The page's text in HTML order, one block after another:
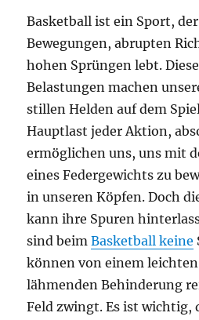
Basketball ist ein Sport,
Bewegungen, abrupten
hohen Sprüngen lebt.
Belastungen machen
stillen Helden auf dem
Hauptlast jeder Aktion,
ermöglichen uns, uns mit
eines Federgewichts zu
in unseren Köpfen. Doch
kann ihre Spuren
sind beimBasketball keine
können von einem
lähmenden Behinderung
Feld zwingt. Es ist wichtig,